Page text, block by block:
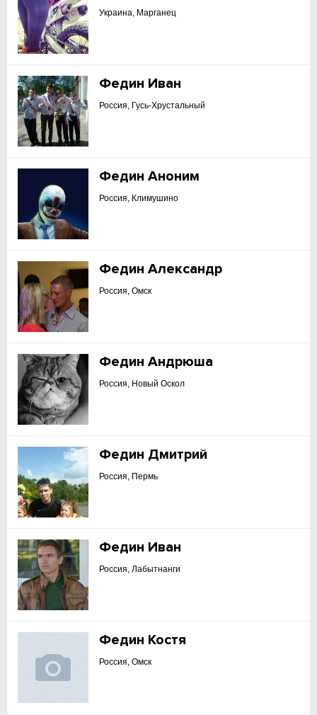
Украина, Марганец
Федин Иван
Россия, Гусь-Хрустальный
Федин Аноним
Россия, Климушино
Федин Александр
Россия, Омск
Федин Андрюша
Россия, Новый Оскол
Федин Дмитрий
Россия, Пермь
Федин Иван
Россия, Лабытнанги
Федин Костя
Россия, Омск